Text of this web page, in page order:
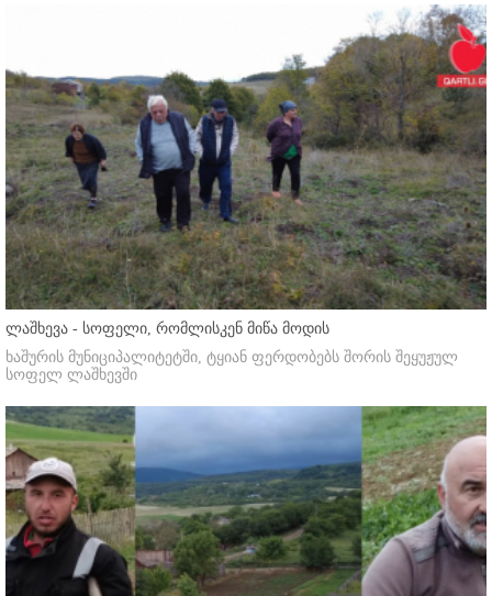
ლაშხევა - სოფელი, რომლისკენ მიწა მოდის
ხაშურის მუნიციპალიტეტში, ტყიან ფერდობებს შორის შეყუჟულ
სოფელ ლაშხევში